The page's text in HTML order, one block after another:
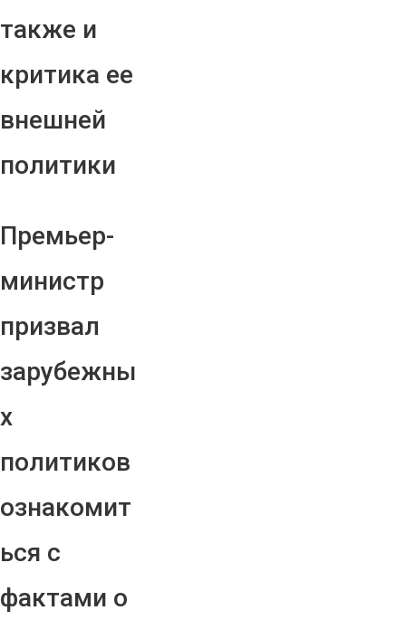
также и
критика ее
внешней
политики
Премьер-
министр
призвал
зарубежны
х
политиков
ознакомит
ься с
фактами о